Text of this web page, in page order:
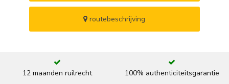
routebeschrijving
12 maanden ruilrecht 100% authenticiteitsgarantie